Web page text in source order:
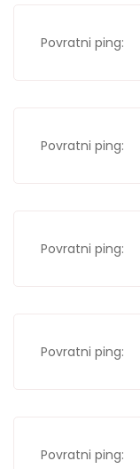
Povratni ping:
Povratni ping:
Povratni ping:
Povratni ping:
Povratni ping: